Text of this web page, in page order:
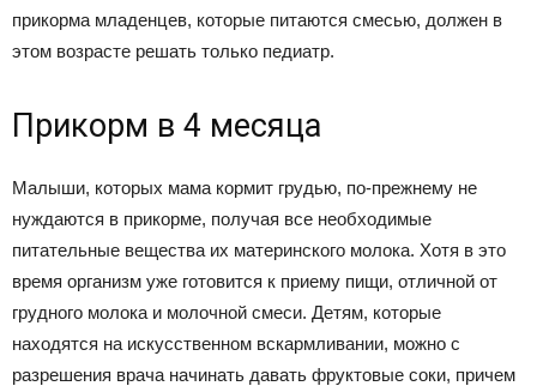
прикорма младенцев, которые питаются смесью, должен в
этом возрасте решать только педиатр.
Прикорм в 4 месяца
Малыши, которых мама кормит грудью, по-прежнему не
нуждаются в прикорме, получая все необходимые
питательные вещества их материнского молока. Хотя в это
время организм уже готовится к приему пищи, отличной от
грудного молока и молочной смеси. Детям, которые
находятся на искусственном вскармливании, можно с
разрешения врача начинать давать фруктовые соки, причем